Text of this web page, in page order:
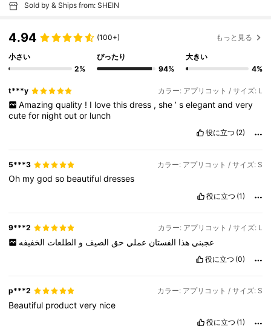
Sold by & Ships from: SHEIN
4.94 (100+) もっと見る
小さい
2%
ぴったり
94%
大きい
4%
t***y カラー: アプリコット / サイズ: L
Amazing quality ! I love this dress , she ’ s elegant and very
cutefor nightoutor lunch
役に立つ (2)
5***3 カラー: アプリコット / サイズ: S
Oh mygodso beautifuldresses
役に立つ (1)
9***2 カラー: アプリコット / サイズ: L
عجبنيهذا الفستان عملي حق الصيف و الطلعات الخفيفه
役に立つ (0)
p***2 カラー: アプリコット / サイズ: S
Beautiful productvery nice
役に立つ (1)